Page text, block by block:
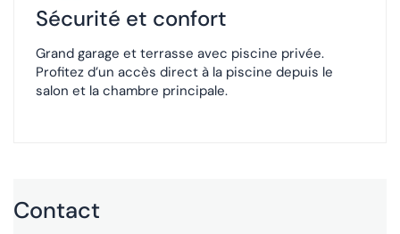
Sécurité et confort
Grand garage et terrasse avec piscine privée.
Profitez d’un accès direct à la piscine depuis le
salon et la chambre principale.
Contact